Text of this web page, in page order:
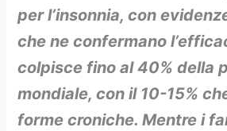
per l’insonnia, con
che ne confermano
colpisce fino al 40% della
mondiale, con il 10-15%
forme croniche. Mentre i